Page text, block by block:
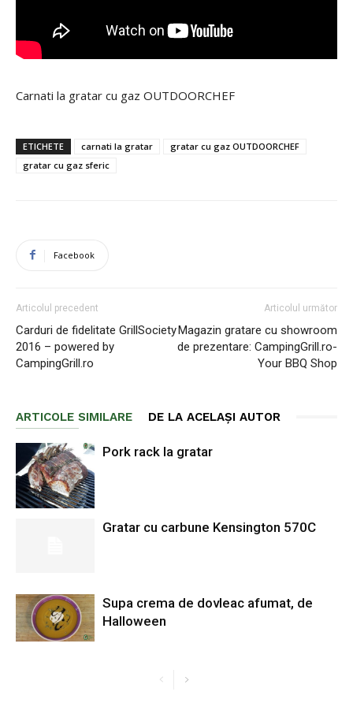
Carnati la gratar cu gaz OUTDOORCHEF
ETICHETE carnati la gratar
gratar cu gaz OUTDOORCHEF
gratar cu gaz sferic
Facebook
Articolul precedent
Carduri de fidelitate GrillSociety
2016 – powered by
CampingGrill.ro
Articolul următor
Magazin gratare cu showroom
de prezentare: CampingGrill.ro-
Your BBQ Shop
ARTICOLE SIMILARE DE LA ACELAȘI AUTOR
Pork rack la gratar
Gratar cu carbune Kensington 570C
Supa crema de dovleac afumat, de
Halloween